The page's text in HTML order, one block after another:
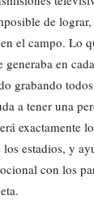
de
el campo. Lo
generaba en
grabando
a tener una
exactamente
estadios, y
con los